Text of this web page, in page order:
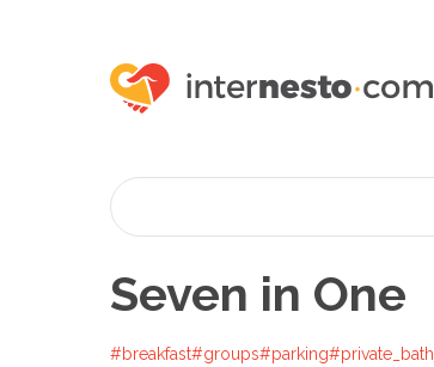
Seven in One
#breakfast#groups#parking#private_bath